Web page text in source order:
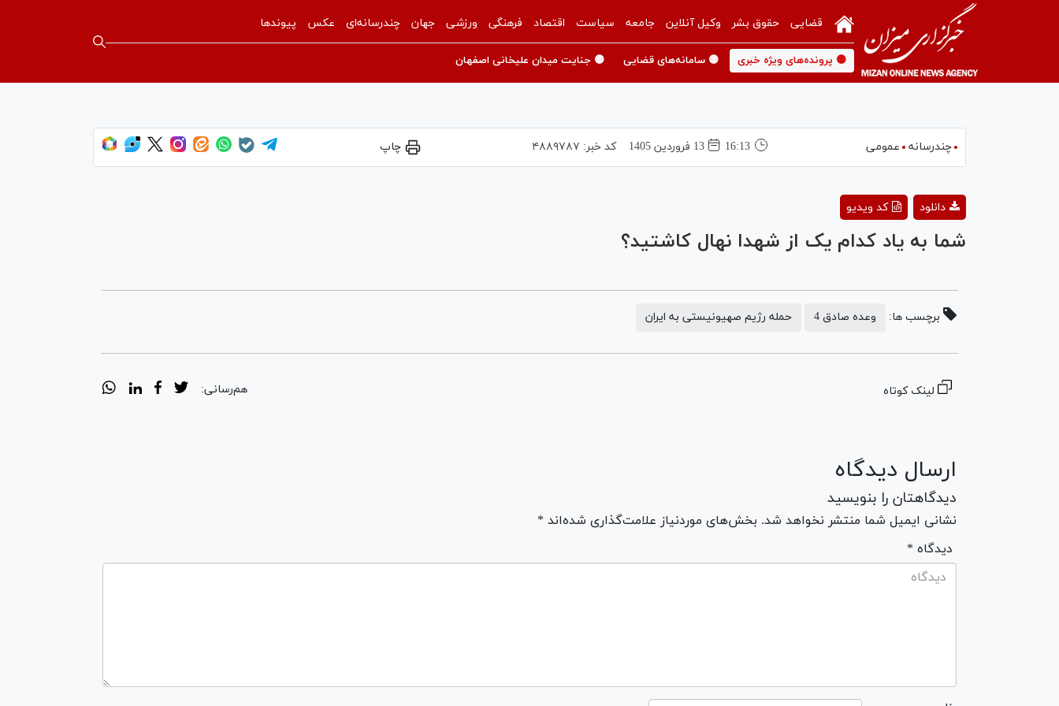
قضایی حقوق بشر وکیل آنلاین جامعه سیاست اقتصاد فرهنگی ورزشی جهان چندرسانه‌ای عکس پیوندها
🟡 پرونده‌های ویژه خبری 🟡 سامانه‌های قضایی 🟡 جنایت میدان علیخانی اصفهان
چندرسانه عمومی 16:13 13 فروردين 1405 کد خبر: ۴۸۸۹۷۸۷ چاپ
کد ویدیو دانلود
شما به یاد کدام یک از شهدا نهال کاشتید؟
برچسب ها: وعده صادق 4 حمله رژیم صهیونیستی به ایران
لینک کوتاه هم‌رسانی:
ارسال دیدگاه
دیدگاهتان را بنویسید
نشانی ایمیل شما منتشر نخواهد شد. بخش‌های موردنیاز علامت‌گذاری شده‌اند *
* دیدگاه